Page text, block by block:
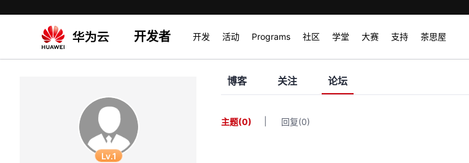
开发者 开发 活动 Programs 社区 学堂 大赛 支持 茶思屋
Lv.1
博客 关注 论坛
主题(0) 回复(0)